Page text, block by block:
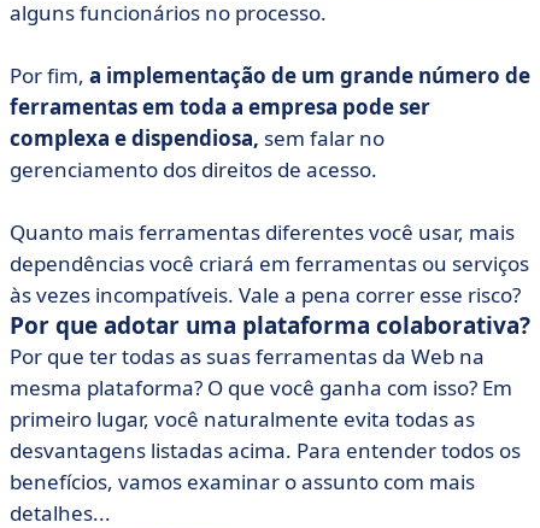
alguns funcionários no processo.
Por fim, a implementação de um grande número de
ferramentas em toda a empresa pode ser
complexa e dispendiosa, sem falar no
gerenciamento dos direitos de acesso.
Quanto mais ferramentas diferentes você usar, mais
dependências você criará em ferramentas ou serviços
às vezes incompatíveis. Vale a pena correr esse risco?
Por que adotar uma plataforma colaborativa?
Por que ter todas as suas ferramentas da Web na
mesma plataforma? O que você ganha com isso? Em
primeiro lugar, você naturalmente evita todas as
desvantagens listadas acima. Para entender todos os
benefícios, vamos examinar o assunto com mais
detalhes...